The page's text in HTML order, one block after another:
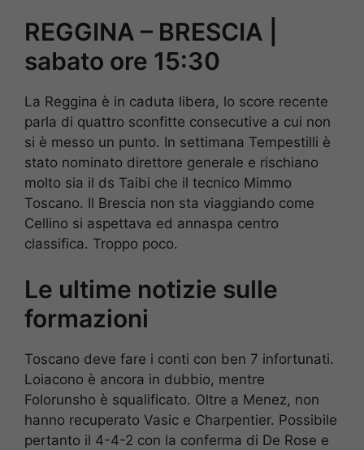
REGGINA – BRESCIA |
sabato ore 15:30
La Reggina è in caduta libera, lo score recente
parla di quattro sconfitte consecutive a cui non
si è messo un punto. In settimana Tempestilli è
stato nominato direttore generale e rischiano
molto sia il ds Taibi che il tecnico Mimmo
Toscano. Il Brescia non sta viaggiando come
Cellino si aspettava ed annaspa centro
classifica. Troppo poco.
Le ultime notizie sulle
formazioni
Toscano deve fare i conti con ben 7 infortunati.
Loiacono è ancora in dubbio, mentre
Folorunsho è squalificato. Oltre a Menez, non
hanno recuperato Vasic e Charpentier. Possibile
pertanto il 4-4-2 con la conferma di De Rose e